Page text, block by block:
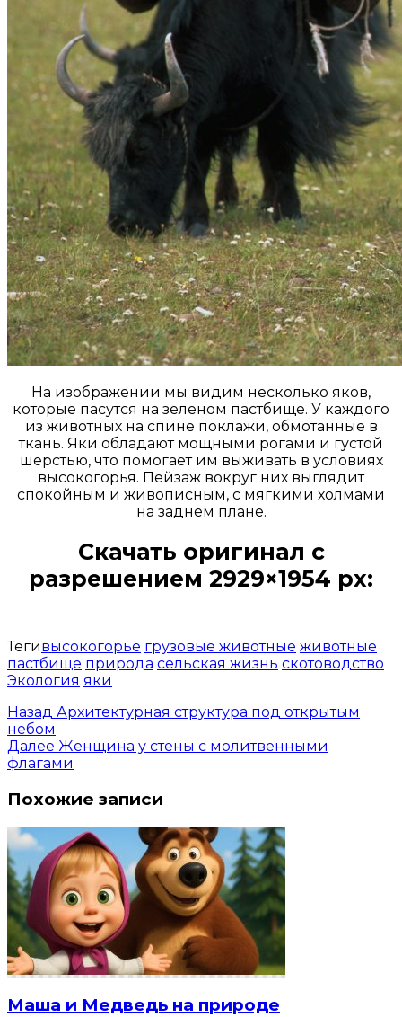
На изображении мы видим несколько яков,
которые пасутся на зеленом пастбище. У каждого
из животных на спине поклажи, обмотанные в
ткань. Яки обладают мощными рогами и густой
шерстью, что помогает им выживать в условиях
высокогорья. Пейзаж вокруг них выглядит
спокойным и живописным, с мягкими холмами
на заднем плане.
Скачать оригинал с
разрешением 2929×1954 px:
Тегивысокогорье грузовые животные животные
пастбище природа сельская жизнь скотоводство
Экология яки
Назад Архитектурная структура под открытым
небом
Далее Женщина у стены с молитвенными
флагами
Похожие записи
Маша и Медведь на природе